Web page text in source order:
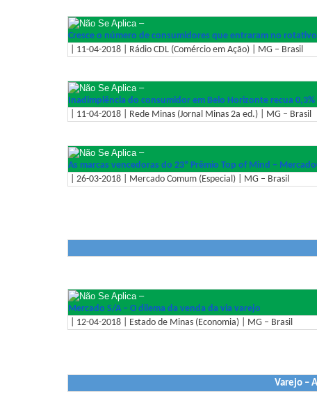
–
Cresce o número de consumidores que entraram no
| 11-04-2018 | Rádio CDL (Comércio em Ação) | MG – Brasil
–
Inadimplência do consumidor em Belo Horizonte recua
| 11-04-2018 | Rede Minas (Jornal Minas 2a ed.) | MG – Brasil
–
As marcas vencedoras do 23º Prêmio Top of Mind –
| 26-03-2018 | Mercado Comum (Especial) | MG – Brasil
–
Mercado S/A – O dilema da venda da via varejo
| 12-04-2018 | Estado de Minas (Economia) | MG – Brasil
Varejo –